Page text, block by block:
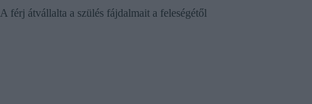
A férj átvállalta a szülés fájdalmait a feleségétől